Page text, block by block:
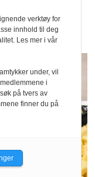
men
verktøy for
innhold til deg
Les mer i vår
under, vil
i
på tvers av
finner du på